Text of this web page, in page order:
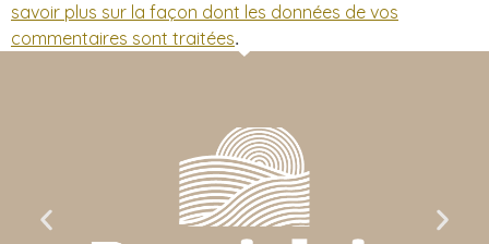
savoir plus sur la façon dont les données de vos
commentaires sont traitées.